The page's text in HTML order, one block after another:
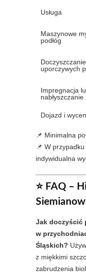
Usługa
Maszynowe
podłóg
Doczyszczanie
uporczywych
Impregnacja
nabłyszczanie
Dojazd i
📌 Minimalna
📌 W
indywidualna
⭐ FAQ –
Jak doczyścić
w
Śląskich?
z miękkimi
zabrudzenia